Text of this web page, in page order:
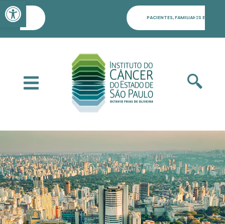
Barra de Ferramentas
PACIENTES, FAMILIARES E POPULAÇÃO